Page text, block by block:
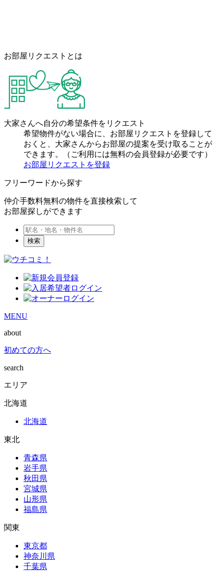
お部屋リクエストとは
大家さんへ自分の希望条件をリクエスト
希望物件がない場合に、お部屋リクエストを登録して
おくと、大家さんからお部屋の提案を受け取ることが
できます。（ご利用には無料の会員登録が必要です）
お部屋リクエストを登録
フリーワードから探す
仲介手数料無料の物件を直接検索して
お部屋探しができます
検索
MENU
about
初めての方へ
search
エリア
北海道
北海道
東北
青森県
岩手県
秋田県
宮城県
山形県
福島県
関東
東京都
神奈川県
千葉県